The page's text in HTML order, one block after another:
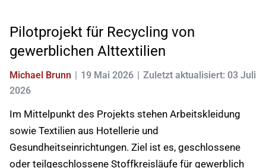
Pilotprojekt für Recycling von
gewerblichen Alttextilien
Michael Brunn 19 Mai 2026
Zuletzt aktualisiert: 03 Juli
2026
Im Mittelpunkt des Projekts stehen Arbeitskleidung
sowie Textilien aus Hotellerie und
Gesundheitseinrichtungen. Ziel ist es, geschlossene
oder teilgeschlossene Stoffkreisläufe für gewerblich